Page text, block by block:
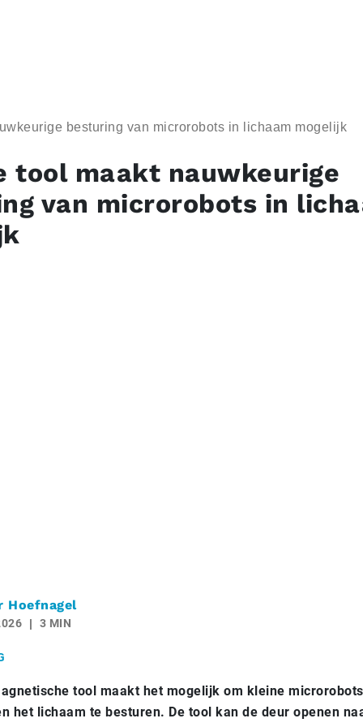
besturing van microrobots in lichaam mogelijk
tool maakt nauwkeurige
van microrobots in
Hoefnagel
3 MIN
tool maakt het mogelijk om kleine
het lichaam te besturen. De tool kan de deur openen